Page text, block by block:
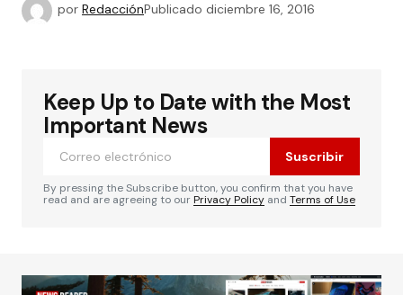
por RedacciónPublicado diciembre 16, 2016
Keep Up to Date with the Most
Important News
Suscribir
By pressing the Subscribe button, you confirm that you have
read and are agreeing to ourPrivacy Policy and Terms of Use